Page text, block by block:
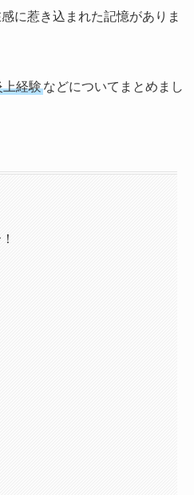
に惹き込まれた記憶がありま
上経験などについてまとめまし